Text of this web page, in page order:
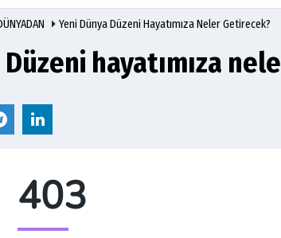
Yeni Dünya Düzeni Hayatımıza Neler Getirecek?
hayatımıza